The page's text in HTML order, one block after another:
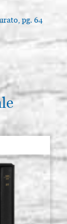
pg. 64